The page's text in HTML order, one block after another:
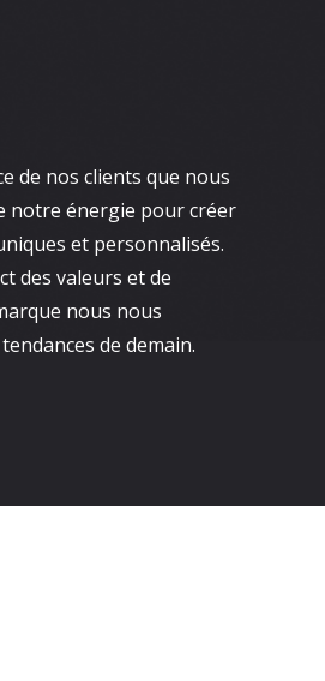
de nos clients que nous
notre énergie pour créer
et personnalisés.
des valeurs et de
nous nous
de demain.